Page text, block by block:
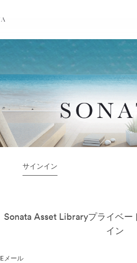
サインイン
Sonata Asset Libraryプライベ
イン
Eメール